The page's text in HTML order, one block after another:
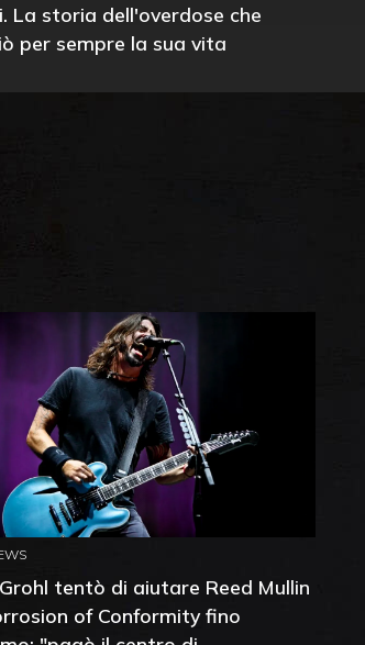
La storia dell'overdose che
per sempre la sua vita
tentò di aiutare Reed Mullin
of Conformity fino